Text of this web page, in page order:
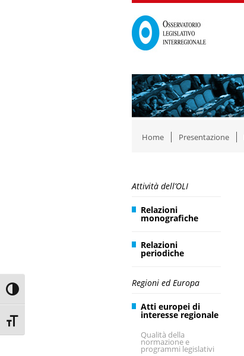
Toggle High Contrast
Toggle Font size
Home Presentazione
Attività dell’OLI
Relazioni
monografiche
Relazioni
periodiche
Regioni ed Europa
Atti europei di
interesse regionale
Qualità della
normazione e
programmi legislativi